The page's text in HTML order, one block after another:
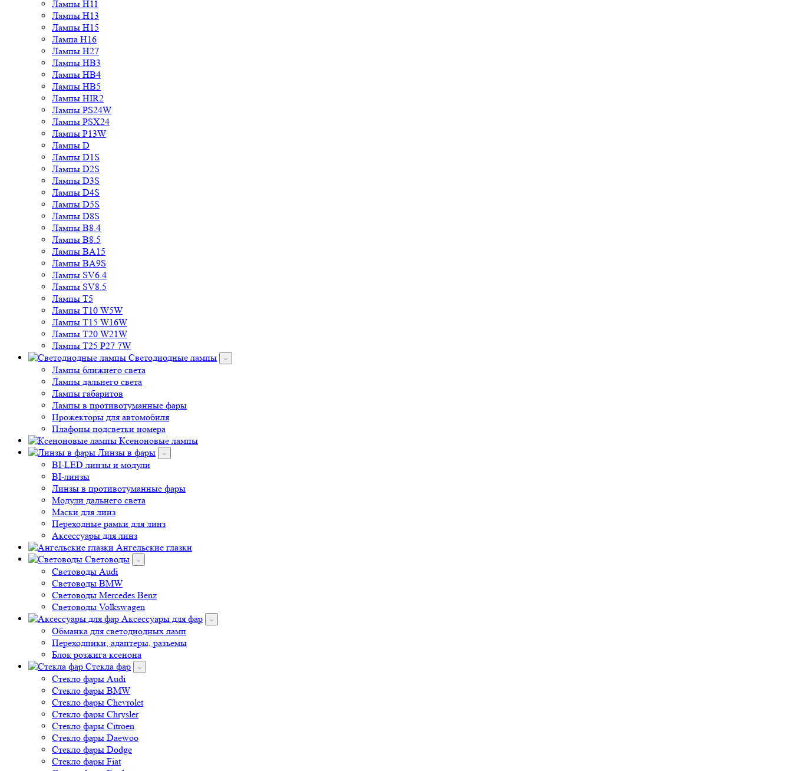
Лампы H11
Лампы H13
Лампы H15
Лампа H16
Лампы H27
Лампы HB3
Лампы HB4
Лампы HB5
Лампы HIR2
Лампы PS24W
Лампы PSX24
Лампы P13W
Лампы D
Лампы D1S
Лампы D2S
Лампы D3S
Лампы D4S
Лампы D5S
Лампы D8S
Лампы B8.4
Лампы B8.5
Лампы BA15
Лампы BA9S
Лампы SV6.4
Лампы SV8.5
Лампы T5
Лампы T10 W5W
Лампы T15 W16W
Лампы T20 W21W
Лампы T25 P27 7W
Светодиодные лампы
Лампы ближнего света
Лампы дальнего света
Лампы габаритов
Лампы в противотуманные фары
Прожекторы для автомобиля
Плафоны подсветки номера
Ксеноновые лампы
Линзы в фары
BI-LED линзы и модули
BI-линзы
Линзы в противотуманные фары
Модули дальнего света
Маски для линз
Переходные рамки для линз
Аксессуары для линз
Ангельские глазки
Световоды
Cветоводы Audi
Cветоводы BMW
Световоды Mercedes Benz
Cветоводы Volkswagen
Аксессуары для фар
Обманка для светодиодных ламп
Переходники, адаптеры, разъемы
Блок розжига ксенона
Стекла фар
Стекло фары Audi
Стекло фары BMW
Стекло фары Chevrolet
Стекло фары Chrysler
Стекло фары Citroen
Стекло фары Daewoo
Стекло фары Dodge
Стекло фары Fiat